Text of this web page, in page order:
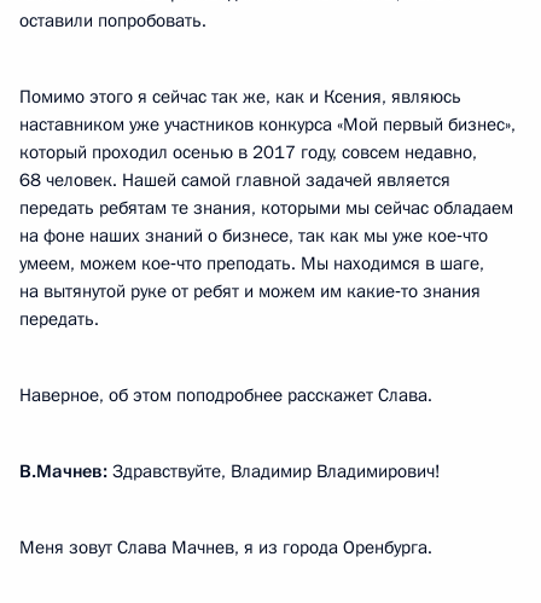
оставили попробовать.
Помимо этого я сейчас так же, как и Ксения, являюсь
наставником уже участников конкурса «Мой первый бизнес»,
который проходил осенью в 2017 году, совсем недавно,
68 человек. Нашей самой главной задачей является
передать ребятам те знания, которыми мы сейчас обладаем
на фоне наших знаний о бизнесе, так как мы уже кое‑что
умеем, можем кое‑что преподать. Мы находимся в шаге,
на вытянутой руке от ребят и можем им какие‑то знания
передать.
Наверное, об этом поподробнее расскажет Слава.
В.Мачнев: Здравствуйте, Владимир Владимирович!
Меня зовут Слава Мачнев, я из города Оренбурга.